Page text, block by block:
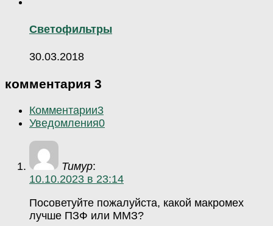
Светофильтры
30.03.2018
комментария 3
Комментарии3
Уведомления0
Тимур:
10.10.2023 в 23:14
Посоветуйте пожалуйста, какой макромех
лучше ПЗФ или ММЗ?